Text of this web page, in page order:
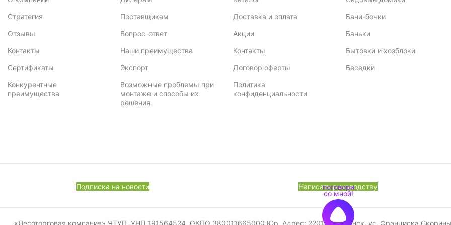
3.3
3.5 2
Стратегия
Отзывы
Контакты
Сертификаты
Конкурентные
преимущества
Поставщикам
Вопрос-ответ
Наши преимущества
Экспорт
Возможные проблемы при
монтаже и способы их
решения
Доставка и оплата
Акции
Контакты
Договор оферты
Политика
конфиденциальности
Бани-бочки
Баньки
Бытовки и хозблоки
Беседки
Подписка на новости Написать руководству
«Лесоторговая компания» ЧТУП, УНП 191564524, ОКПО 380011665000 Юр. Адрес: 220141, г. Минск, ул. Франциска